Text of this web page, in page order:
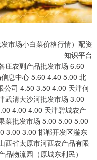
市场小白菜价格行情）配资
知识平台
庄农副产品批发市场 6.60
息中心 5.60 4.40 5.00 北
公司 4.50 3.50 4.00 天津何
武清大沙河批发市场 3.00
4.00 4.00 天津碧城农产
菜批发市场 5.00 5.00 5.00
3.00 3.00 邯郸开发区滏东
西省太原市河西农产品有限
物流园（原城东利民）